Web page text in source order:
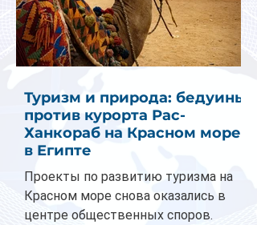
Туризм и природа: бедуины
против курорта Рас-
Ханкораб на Красном море
в Египте
Проекты по развитию туризма на
Красном море снова оказались в
центре общественных споров.